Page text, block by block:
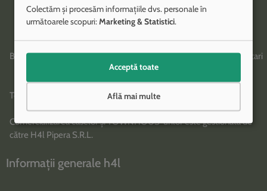
Bulevardul Octavian Goga, cu intrare din Șoseaua Petricani, Voluntari
Toate informațiile din acest site sunt cu titlu informativ.
Comercializarea caselor și TOWNHOUS-urilor este gestionată de
către H4l Pipera S.R.L.
Informații generale h4l
Colectăm și procesăm informațiile dvs. personale în
următoarele scopuri:Marketing & Statistici.
Află mai multe
Acceptă toate